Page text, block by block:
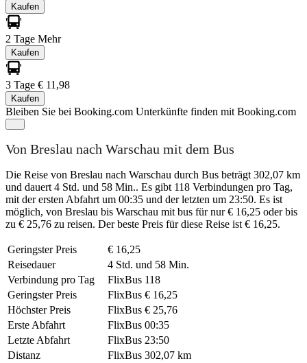
Kaufen
2 Tage Mehr
Kaufen
3 Tage € 11,98
Kaufen
Bleiben Sie bei Booking.com Unterkünfte finden mit Booking.com
Von Breslau nach Warschau mit dem Bus
Die Reise von Breslau nach Warschau durch Bus beträgt 302,07 km
und dauert 4 Std. und 58 Min.. Es gibt 118 Verbindungen pro Tag,
mit der ersten Abfahrt um 00:35 und der letzten um 23:50. Es ist
möglich, von Breslau bis Warschau mit bus für nur € 16,25 oder bis
zu € 25,76 zu reisen. Der beste Preis für diese Reise ist € 16,25.
Geringster Preis
€ 16,25
Reisedauer
4 Std. und 58 Min.
Verbindung pro Tag
FlixBus 118
Geringster Preis
FlixBus € 16,25
Höchster Preis
FlixBus € 25,76
Erste Abfahrt
FlixBus 00:35
Letzte Abfahrt
FlixBus 23:50
Distanz
FlixBus 302,07 km